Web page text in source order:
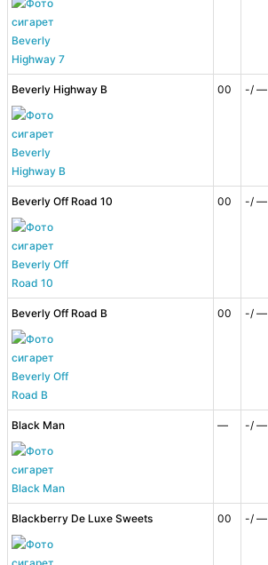
Beverly Highway B 00 -/ —
Beverly Off Road 10 00 -/ —
Beverly Off Road B 00 -/ —
Black Man — -/ —
Blackberry De Luxe Sweets 00 -/ —